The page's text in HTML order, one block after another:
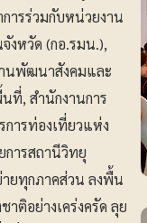
ารร่วมกับหน่วยงาน
งหวัด (กอ.รมน.),
นพัฒนาสังคมและ
ที่, สำนักงานการ
ารท่องเที่ยวแห่ง
ารสถานีวิทยุ
ายทุกภาคส่วน ลงพื้น
ติอย่างเคร่งครัด ลุย